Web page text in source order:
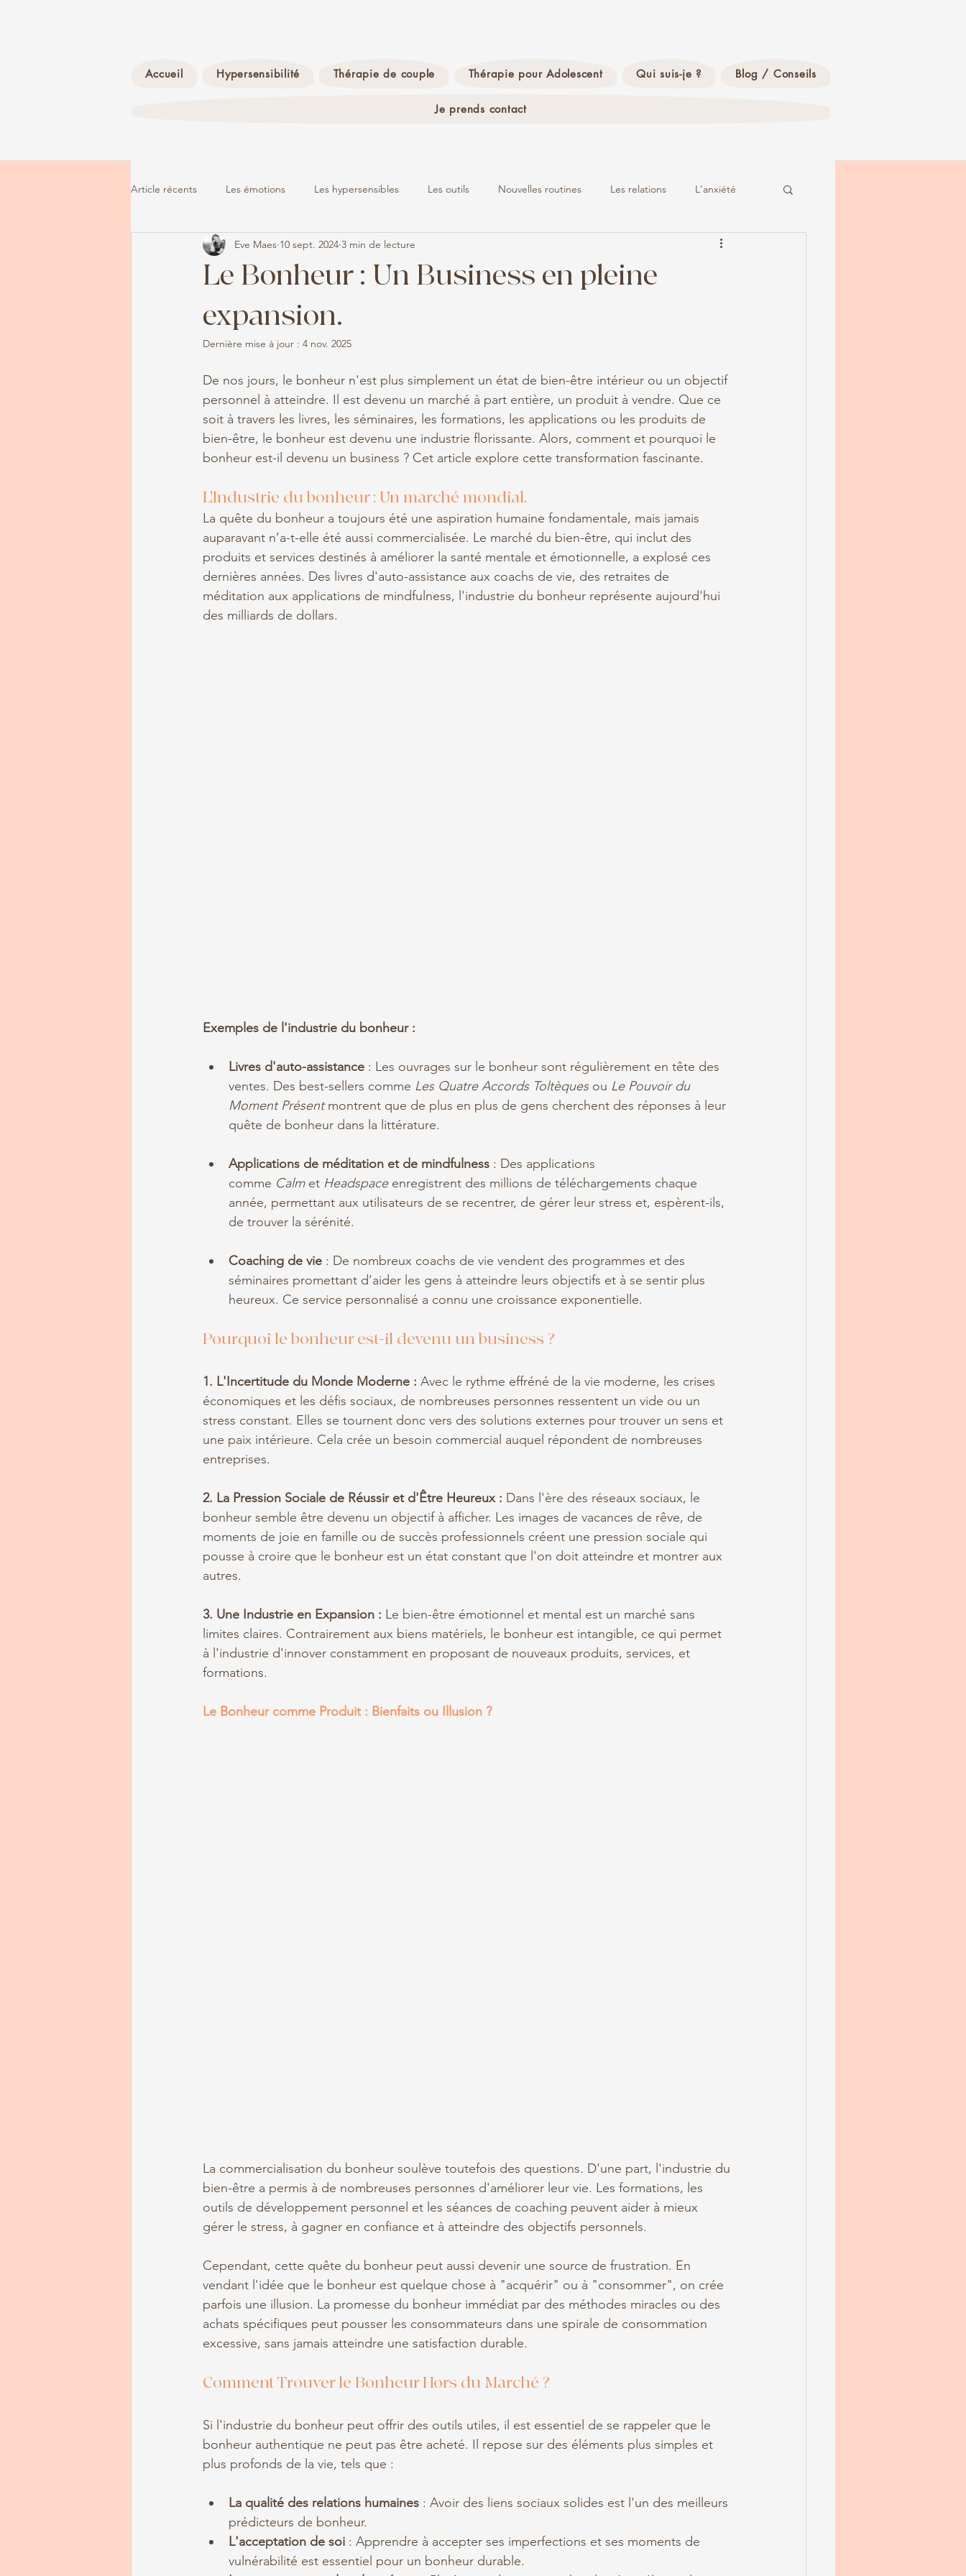
Accueil Hypersensibilité Thérapie de couple Thérapie pour Adolescent Qui suis-je ? Blog / Conseils
Je prends contact
Article récents Les émotions Les hypersensibles Les outils Nouvelles routines Les relations L'anxiété
La dépression L'adolescence Burn-out La science
Le Bonheur : Un Business en pleine
expansion.
Eve Maes 10 sept. 2024 3 min de lecture
Dernière mise à jour : 4 nov. 2025
De nos jours, le bonheur n'est plus simplement un état de bien-être intérieur ou un objectif
personnel à atteindre. Il est devenu un marché à part entière, un produit à vendre. Que ce
soit à travers les livres, les séminaires, les formations, les applications ou les produits de
bien-être, le bonheur est devenu une industrie florissante. Alors, comment et pourquoi le
bonheur est-il devenu un business ? Cet article explore cette transformation fascinante.
L'Industrie du bonheur : Un marché mondial.
La quête du bonheur a toujours été une aspiration humaine fondamentale, mais jamais
auparavant n’a-t-elle été aussi commercialisée. Le marché du bien-être, qui inclut des
produits et services destinés à améliorer la santé mentale et émotionnelle, a explosé ces
dernières années. Des livres d'auto-assistance aux coachs de vie, des retraites de
méditation aux applications de mindfulness, l'industrie du bonheur représente aujourd'hui
des milliards de dollars.
Exemples de l'industrie du bonheur :
Livres d'auto-assistance : Les ouvrages sur le bonheur sont régulièrement en tête des
ventes. Des best-sellers comme Les Quatre Accords Toltèques ou Le Pouvoir du
Moment Présent montrent que de plus en plus de gens cherchent des réponses à leur
quête de bonheur dans la littérature.
Applications de méditation et de mindfulness : Des applications
comme Calm et Headspace enregistrent des millions de téléchargements chaque
année, permettant aux utilisateurs de se recentrer, de gérer leur stress et, espèrent-ils,
de trouver la sérénité.
Coaching de vie : De nombreux coachs de vie vendent des programmes et des
séminaires promettant d’aider les gens à atteindre leurs objectifs et à se sentir plus
heureux. Ce service personnalisé a connu une croissance exponentielle.
Pourquoi le bonheur est-il devenu un business ?
1. L'Incertitude du Monde Moderne : Avec le rythme effréné de la vie moderne, les crises
économiques et les défis sociaux, de nombreuses personnes ressentent un vide ou un
stress constant. Elles se tournent donc vers des solutions externes pour trouver un sens et
une paix intérieure. Cela crée un besoin commercial auquel répondent de nombreuses
entreprises.
2. La Pression Sociale de Réussir et d'Être Heureux : Dans l'ère des réseaux sociaux, le
bonheur semble être devenu un objectif à afficher. Les images de vacances de rêve, de
moments de joie en famille ou de succès professionnels créent une pression sociale qui
pousse à croire que le bonheur est un état constant que l'on doit atteindre et montrer aux
autres.
3. Une Industrie en Expansion : Le bien-être émotionnel et mental est un marché sans
limites claires. Contrairement aux biens matériels, le bonheur est intangible, ce qui permet
à l'industrie d'innover constamment en proposant de nouveaux produits, services, et
formations.
Le Bonheur comme Produit : Bienfaits ou Illusion ?
La commercialisation du bonheur soulève toutefois des questions. D'une part, l'industrie du
bien-être a permis à de nombreuses personnes d'améliorer leur vie. Les formations, les
outils de développement personnel et les séances de coaching peuvent aider à mieux
gérer le stress, à gagner en confiance et à atteindre des objectifs personnels.
Cependant, cette quête du bonheur peut aussi devenir une source de frustration. En
vendant l'idée que le bonheur est quelque chose à "acquérir" ou à "consommer", on crée
parfois une illusion. La promesse du bonheur immédiat par des méthodes miracles ou des
achats spécifiques peut pousser les consommateurs dans une spirale de consommation
excessive, sans jamais atteindre une satisfaction durable.
Comment Trouver le Bonheur Hors du Marché ?
Si l'industrie du bonheur peut offrir des outils utiles, il est essentiel de se rappeler que le
bonheur authentique ne peut pas être acheté. Il repose sur des éléments plus simples et
plus profonds de la vie, tels que :
La qualité des relations humaines : Avoir des liens sociaux solides est l'un des meilleurs
prédicteurs de bonheur.
L'acceptation de soi : Apprendre à accepter ses imperfections et ses moments de
vulnérabilité est essentiel pour un bonheur durable.